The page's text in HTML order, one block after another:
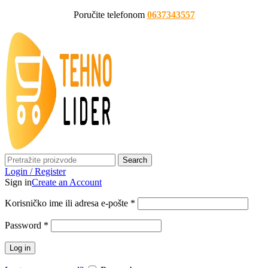
Poručite telefonom 0637343557
Search
Login / Register
Sign inCreate an Account
Korisničko ime ili adresa e-pošte *
Password *
Log in